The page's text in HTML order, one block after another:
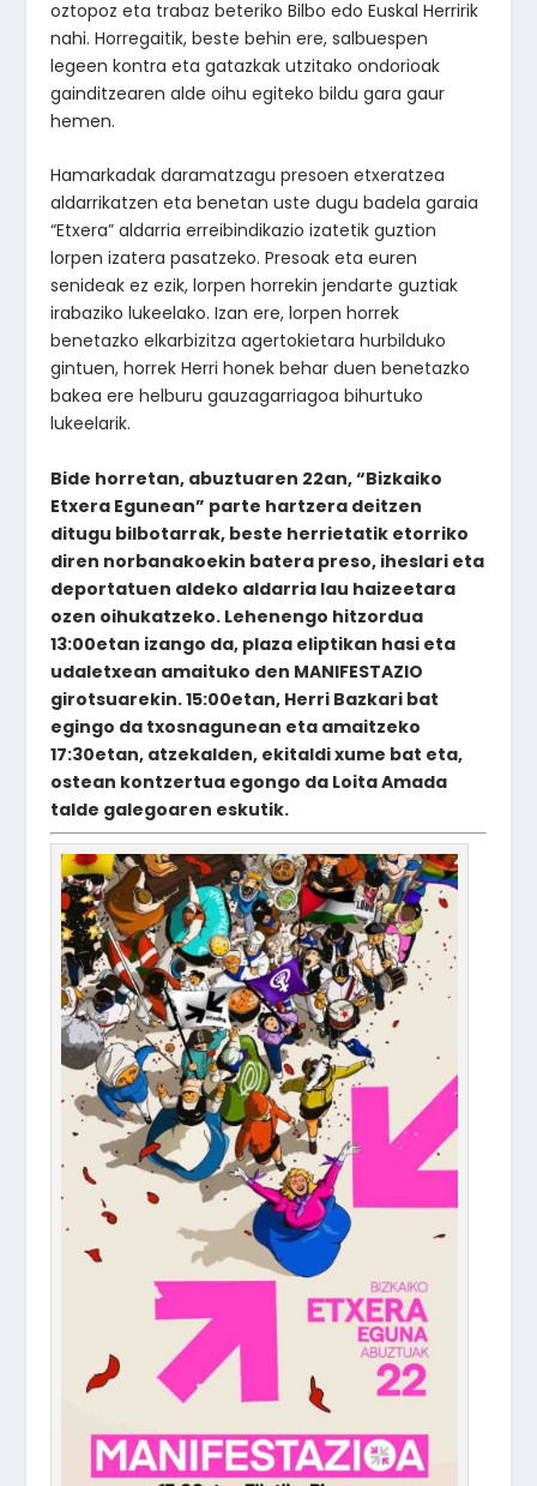
oztopoz eta trabaz beteriko Bilbo edo Euskal Herririk
nahi. Horregaitik, beste behin ere, salbuespen
legeen kontra eta gatazkak utzitako ondorioak
gainditzearen alde oihu egiteko bildu gara gaur
hemen.
Hamarkadak daramatzagu presoen etxeratzea
aldarrikatzen eta benetan uste dugu badela garaia
“Etxera” aldarria erreibindikazio izatetik guztion
lorpen izatera pasatzeko. Presoak eta euren
senideak ez ezik, lorpen horrekin jendarte guztiak
irabaziko lukeelako. Izan ere, lorpen horrek
benetazko elkarbizitza agertokietara hurbilduko
gintuen, horrek Herri honek behar duen benetazko
bakea ere helburu gauzagarriagoa bihurtuko
lukeelarik.
Bide horretan, abuztuaren 22an, “Bizkaiko
Etxera Egunean” parte hartzera deitzen
ditugu bilbotarrak, beste herrietatik etorriko
diren norbanakoekin batera preso, iheslari eta
deportatuen aldeko aldarria lau haizeetara
ozen oihukatzeko. Lehenengo hitzordua
13:00etan izango da, plaza eliptikan hasi eta
udaletxean amaituko den MANIFESTAZIO
girotsuarekin. 15:00etan, Herri Bazkari bat
egingo da txosnagunean eta amaitzeko
17:30etan, atzekalden, ekitaldi xume bat eta,
ostean kontzertua egongo da Loita Amada
talde galegoaren eskutik.